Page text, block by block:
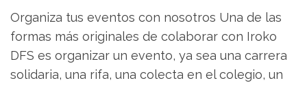
Organiza tus eventos con nosotros Una de las
formas más originales de colaborar con Iroko
DFS es organizar un evento, ya sea una carrera
solidaria, una rifa, una colecta en el colegio, un